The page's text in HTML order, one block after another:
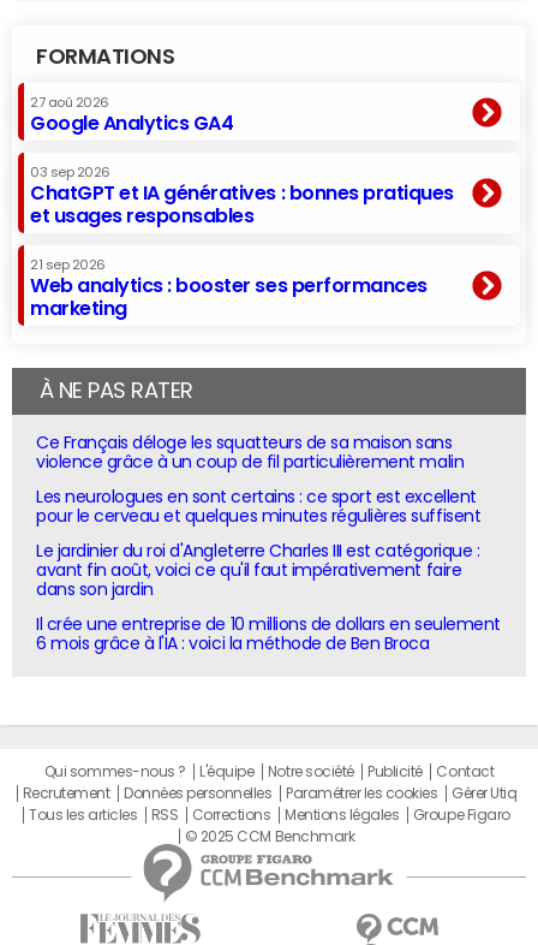
FORMATIONS
27 aoû 2026
Google Analytics GA4
03 sep 2026
ChatGPT et IA génératives : bonnes pratiques
et usages responsables
21 sep 2026
Web analytics : booster ses performances
marketing
À NE PAS RATER
Ce Français déloge les squatteurs de sa maison sans
violence grâce à un coup de fil particulièrement malin
Les neurologues en sont certains : ce sport est excellent
pour le cerveau et quelques minutes régulières suffisent
Le jardinier du roi d'Angleterre Charles III est catégorique :
avant fin août, voici ce qu'il faut impérativement faire
dans son jardin
Il crée une entreprise de 10 millions de dollars en seulement
6 mois grâce à l'IA : voici la méthode de Ben Broca
Qui sommes-nous ? L'équipe Notre société Publicité
Contact
Recrutement
Données personnelles Paramétrer les cookies
Gérer Utiq
Tous les articles
RSS Corrections Mentions légales
Groupe Figaro
© 2025 CCM Benchmark